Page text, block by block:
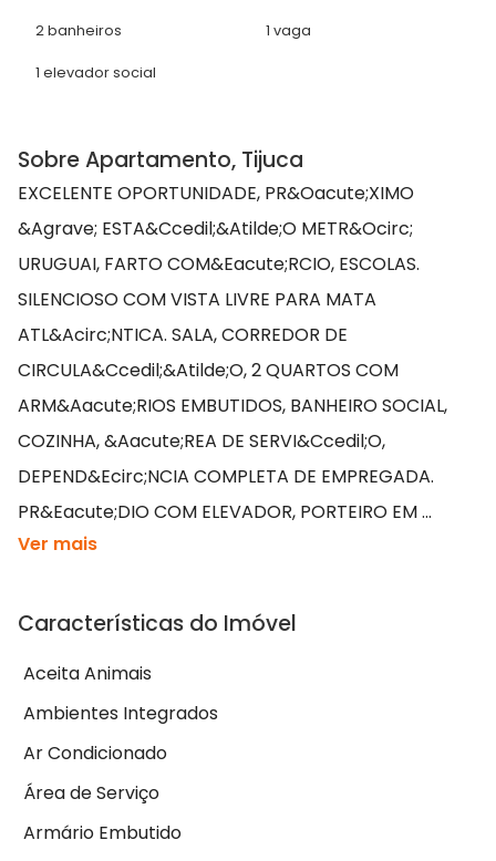
2 banheiros 1 vaga
1 elevador social
Sobre Apartamento, Tijuca
EXCELENTE OPORTUNIDADE, PR&Oacute;XIMO
&Agrave; ESTA&Ccedil;&Atilde;O METR&Ocirc;
URUGUAI, FARTO COM&Eacute;RCIO, ESCOLAS.
SILENCIOSO COM VISTA LIVRE PARA MATA
ATL&Acirc;NTICA. SALA, CORREDOR DE
CIRCULA&Ccedil;&Atilde;O, 2 QUARTOS COM
ARM&Aacute;RIOS EMBUTIDOS, BANHEIRO SOCIAL,
COZINHA, &Aacute;REA DE SERVI&Ccedil;O,
DEPEND&Ecirc;NCIA COMPLETA DE EMPREGADA.
PR&Eacute;DIO COM ELEVADOR, PORTEIRO EM ...
Ver mais
Características do Imóvel
Aceita Animais
Ambientes Integrados
Ar Condicionado
Área de Serviço
Armário Embutido